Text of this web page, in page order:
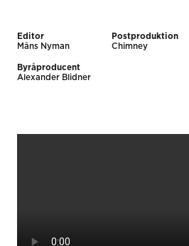
Editor
Måns Nyman
Postproduktion
Chimney
Byråproducent
Alexander Blidner